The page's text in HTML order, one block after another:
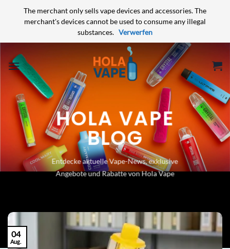
The merchant only sells vape devices and accessories. The
merchant's devices cannot be used to consume any illegal
substances. Verwerfen
Inhalt
springen
HOLA VAPE
BLOG
Entdecke aktuelle Vape-News, exklusive
Angebote und Rabatte von Hola Vape
04
Aug.